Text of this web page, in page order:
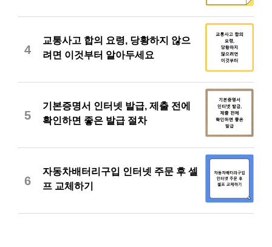
4
교통사고 합의 요령, 당황하지 않으
려면 이것부터 알아두세요
5
기본증명서 인터넷 발급, 제출 전에
확인하면 좋은 발급 절차
6
자동차배터리구입 인터넷 주문 후 셀
프 교체하기